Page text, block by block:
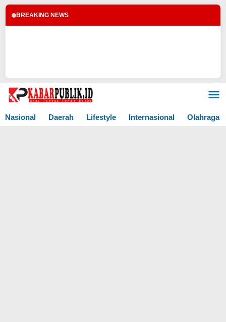
BREAKING NEWS
Lewati
Nasional
Daerah Lifestyle Internasional Olahraga